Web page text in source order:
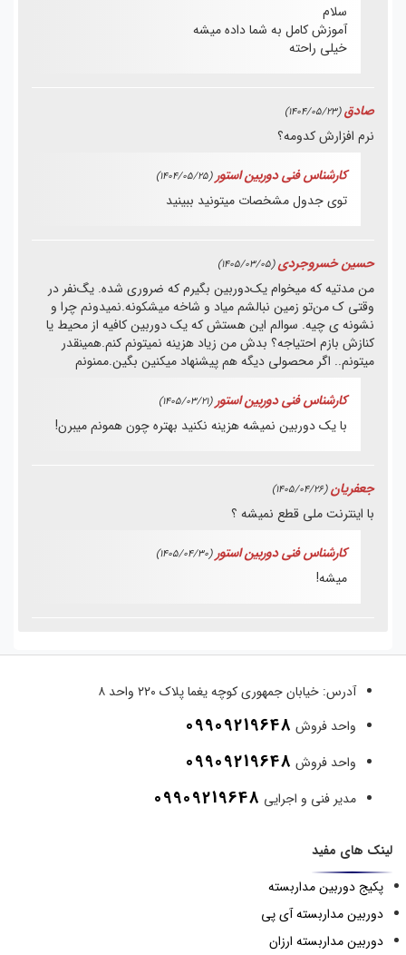
سلام
آموزش کامل به شما داده میشه
خیلی راحته
صادق (1404/05/23)
نرم افزارش کدومه؟
کارشناس فنی دوربین استور (1404/05/25)
توی جدول مشخصات میتونید ببینید
حسین خسروجردی(1405/03/05)
من مدتیه که میخوام یک‌دوربین بگیرم که ضروری شده. یگ‌نفر ‌در
وقتی ک من‌تو زمین نبالشم میاد و شاخه میشکونه.نمیدونم چرا و
نشونه ی چیه. سوالم این هستش که یک دوربین کافیه از محیط یا
کنازش بازم احتیاجه؟ بدش من زیاد هزینه نمیتونم کنم‌.همینقدر
میتونم.. اگر محصولی دیگه هم پیشنهاد میکنین بگین.ممنونم‌
کارشناس فنی دوربین استور (1405/03/21)
با یک دوربین نمیشه هزینه نکنید بهتره چون همونم میبرن!
جعفریان (1405/04/26)
با اینترنت ملی قطع نمیشه ؟
کارشناس فنی دوربین استور (1405/04/30)
میشه!
آدرس: خیابان جمهوری کوچه یغما پلاک ۲۲۰ واحد ۸
واحد فروش 09909219648
واحد فروش 09909219648
مدیر فنی و اجرایی 09909219648
لینک های مفید
پکیج دوربین مداربسته
دوربین مداربسته آی پی
دوربین مداربسته ارزان